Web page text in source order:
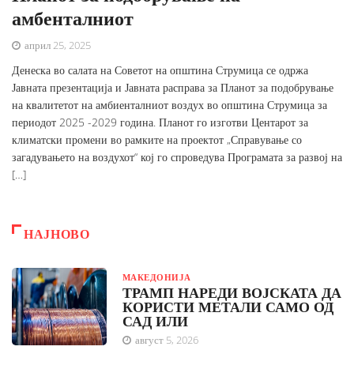
амбенталниот
април 25, 2025
Денеска во салата на Советот на општина Струмица се одржа
Јавната презентација и Јавната расправа за Планот за подобрување
на квалитетот на амбиенталниот воздух во општина Струмица за
периодот 2025 -2029 година. Планот го изготви Центарот за
климатски промени во рамките на проектот „Справување со
загадувањето на воздухот“ кој го спроведува Програмата за развој на
[…]
НАЈНОВО
МАКЕДОНИЈА
ТРАМП НАРЕДИ ВОЈСКАТА ДА
КОРИСТИ МЕТАЛИ САМО ОД
САД ИЛИ
август 5, 2026